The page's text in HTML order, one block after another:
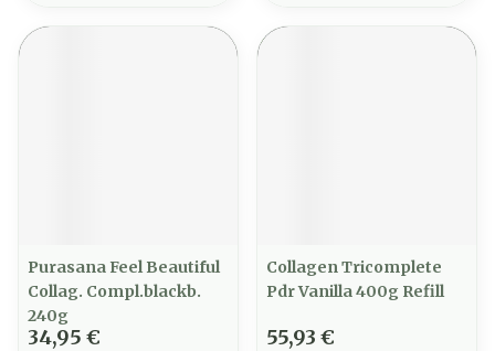
Purasana Feel Beautiful
Collag. Compl.blackb.
240g
34,95 €
Collagen Tricomplete
Pdr Vanilla 400g Refill
55,93 €